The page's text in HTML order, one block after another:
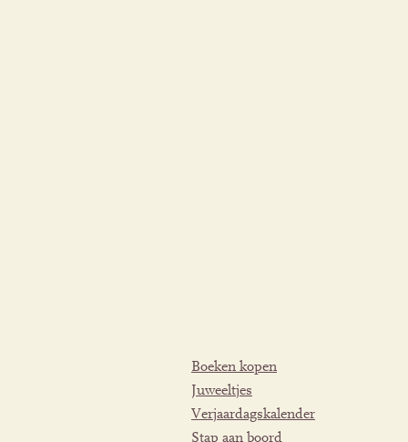
Boeken kopen
Juweeltjes
Verjaardagskalender
Stap aan boord